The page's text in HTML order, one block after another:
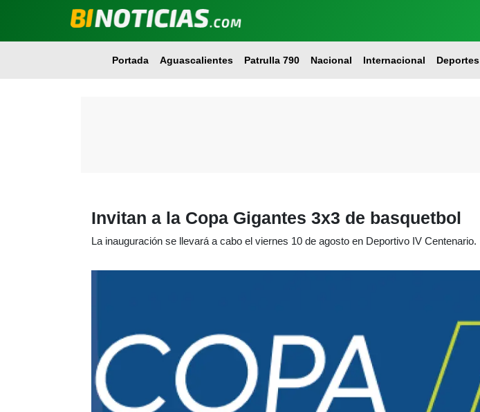
Portada Aguascalientes Patrulla 790 Nacional Internacional Deportes
Invitan a la Copa Gigantes 3x3 de basquetbol
La inauguración se llevará a cabo el viernes 10 de agosto en Deportivo IV Centenario.